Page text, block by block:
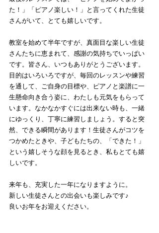
た！」「ピアノ楽しい！」と言ってくれた生徒
さんがいて、とても嬉しいです。
教室を始めて半年ですが、真面目な楽しい生徒
さんたちに恵まれて、感謝の気持ちでいっぱい
です。皆さん、いつもありがとうございます。
目的はいろいろですが、毎回のレッスンや練習
を通して、ご自身の目標や、ピアノと楽譜に一
生懸命向き合う姿に、わたしも元気をもらって
います。なかなかすぐには出来ない時も、一緒
にゆっくり、丁寧に練習しましょう。すると突
然、できる瞬間があります！生徒さんがコツを
つかめたときや、子どもたちの、「できた！」
という嬉しそうな顔を見るとき、私もとても嬉
しいです。
来年も、充実した一年になりますように。
新しい生徒さんとの出会いも楽しみです♪
良いお年をお迎えください。